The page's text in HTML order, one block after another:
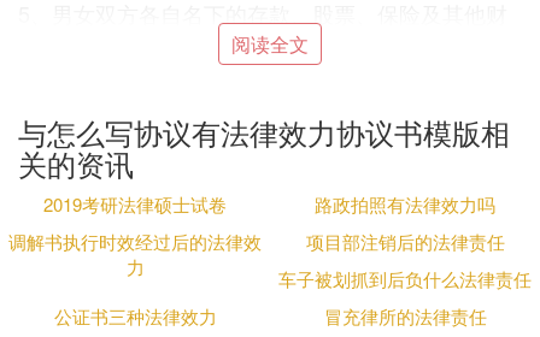
双方已无其它财产争议。
男方(签字)
女方(签字)
年、月、日
其他相关事宜：
协议中的子女抚养条款，在判决时可供法院参考如果
分手后的男女因子女抚养问题发生纠纷，起诉至法
院，法院应当依照法律并可适当参照双方协议的约定
阅读全文
与怎么写协议有法律效力协议书模版相
关的资讯
2019考研法律硕士试卷
路政拍照有法律效力吗
调解书执行时效经过后的法律效
力
项目部注销后的法律责任
车子被划抓到后负什么法律责任
公证书三种法律效力
冒充律所的法律责任